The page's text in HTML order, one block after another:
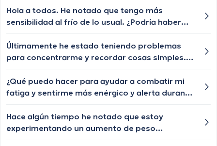
pestañas igual algún tratamiento q le ayude a
crecer o esa enfermedad ya no tiene
vuelve aparecer, qué especialista nos puede
ayudar?
Hola a todos. He notado que tengo más
sensibilidad al frío de lo usual. ¿Podría haber
Últimamente he estado teniendo problemas
para concentrarme y recordar cosas simples.
de Hashimoto? ¿Qué puedo hacer para mejorar
mi memoria y concentración?
¿Qué puedo hacer para ayudar a combatir mi
fatiga y sentirme más enérgico y alerta durante
Hace algún tiempo he notado que estoy
experimentando un aumento de peso